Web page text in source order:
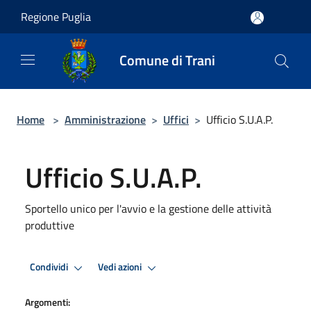
Regione Puglia
Comune di Trani
Home > Amministrazione > Uffici > Ufficio S.U.A.P.
Ufficio S.U.A.P.
Sportello unico per l'avvio e la gestione delle attività
produttive
Condividi Vedi azioni
Argomenti: